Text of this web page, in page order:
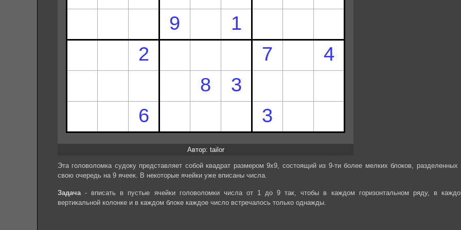
Автор: tailor
Эта головоломка судоку представляет собой квадрат размером 9х9, состоящий из 9-ти более мелких блоков, разделенных
свою очередь на 9 ячеек. В некоторые ячейки уже вписаны числа.
Задача- вписать в пустые ячейки головоломки числа от 1 до 9 так, чтобы в каждом горизонтальном ряду, в
вертикальной колонке и в каждом блоке каждое число встречалось только однажды.